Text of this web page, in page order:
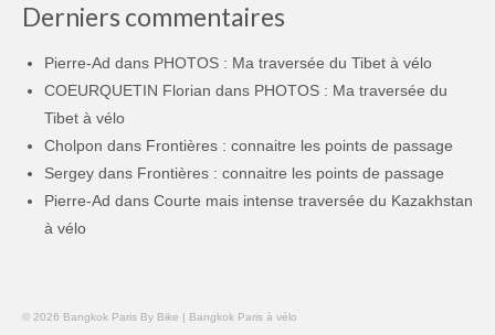
Derniers commentaires
Pierre-Ad dans PHOTOS : Ma traversée du Tibet à vélo
COEURQUETIN Florian dans PHOTOS : Ma traversée du
Tibet à vélo
Cholpon dans Frontières : connaitre les points de passage
Sergey dans Frontières : connaitre les points de passage
Pierre-Ad dans Courte mais intense traversée du Kazakhstan
à vélo
© 2026 Bangkok Paris By Bike | Bangkok Paris à vélo